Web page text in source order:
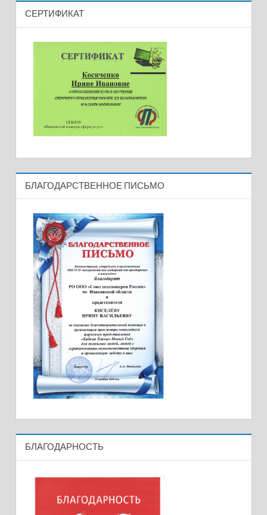
СЕРТИФИКАТ
БЛАГОДАРСТВЕННОЕ ПИСЬМО
БЛАГОДАРНОСТЬ